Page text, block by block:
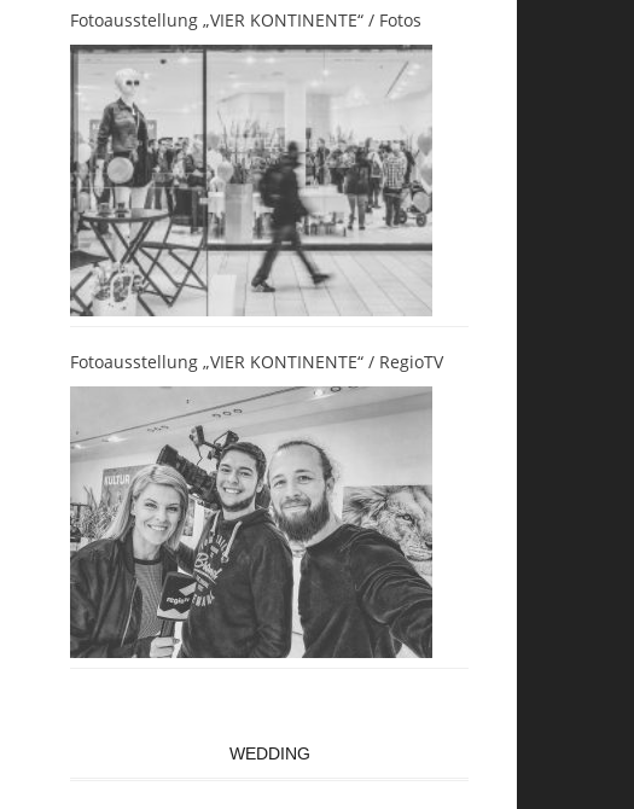
Fotoausstellung „VIER KONTINENTE“ / Fotos
Fotoausstellung „VIER KONTINENTE“ / RegioTV
WEDDING